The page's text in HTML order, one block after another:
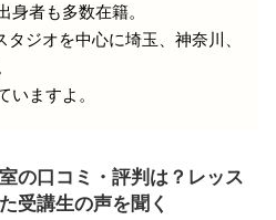
者も多数在籍。
ジオを中心に埼玉、神奈川、
ますよ。
の口コミ・評判は？レッス
受講生の声を聞く